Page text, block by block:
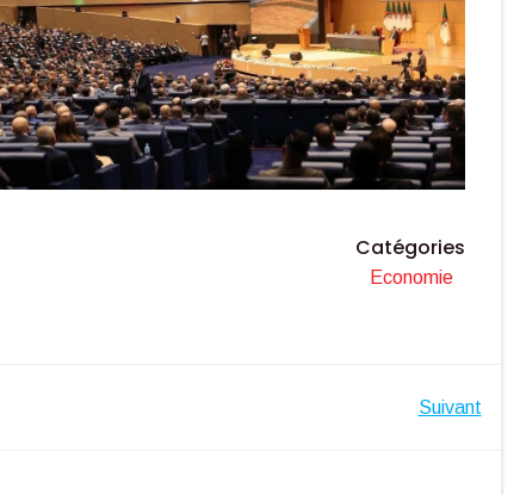
Catégories
Economie
Suivant